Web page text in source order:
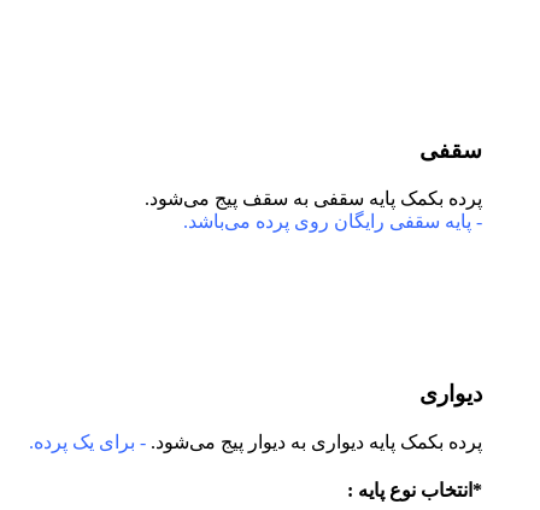
سقفی
پرده بکمک پایه سقفی به سقف پیج می‌شود.
- پایه سقفی رایگان روی پرده می‌باشد.
دیواری
پرده بکمک پایه دیواری به دیوار پیج می‌شود.- برای یک پرده.
انتخاب نوع پایه :